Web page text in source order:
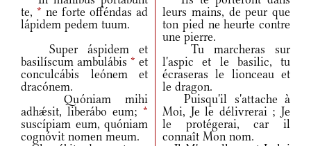
te, * ne forte offéndas ad
lápidem pedem tuum.
leurs mains, de peur que
ton pied ne heurte contre
une pierre.
Super áspidem et
basilíscum ambulábis * et
conculcábis leónem et
dracónem.
Tu marcheras sur
l'aspic et le basilic, tu
écraseras le lionceau et
le dragon.
Quóniam mihi
adhǽsit, liberábo eum; *
suscípiam eum, quóniam
cognóvit nomen meum.
Puisqu'il s'attache à
Moi, Je le délivrerai ; Je
le protégerai, car il
connaît Mon nom.